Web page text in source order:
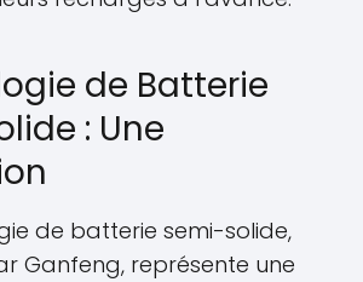
de Batterie
: Une
de batterie semi-solide,
Ganfeng, représente une